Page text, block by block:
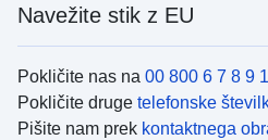
Navežite stik z EU
Pokličite nas na 00 800 6 7 8 9
Pokličite druge telefonske
Pišite nam prek kontaktnega